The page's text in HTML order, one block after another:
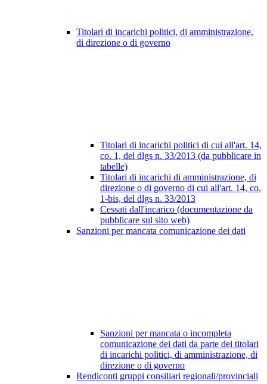
Titolari di incarichi politici, di amministrazione,
di direzione o di governo
Titolari di incarichi politici di cui all'art. 14,
co. 1, del dlgs n. 33/2013 (da pubblicare in
tabelle)
Titolari di incarichi di amministrazione, di
direzione o di governo di cui all'art. 14, co.
1-bis, del dlgs n. 33/2013
Cessati dall'incarico (documentazione da
pubblicare sul sito web)
Sanzioni per mancata comunicazione dei dati
Sanzioni per mancata o incompleta
comunicazione dei dati da parte dei titolari
di incarichi politici, di amministrazione, di
direzione o di governo
Rendiconti gruppi consiliari regionali/provinciali